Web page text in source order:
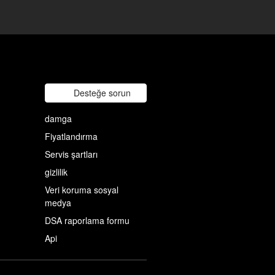
Desteğe sorun
damga
Fiyatlandırma
Servis şartları
gizlilik
Veri koruma sosyal
medya
DSA raporlama formu
Api